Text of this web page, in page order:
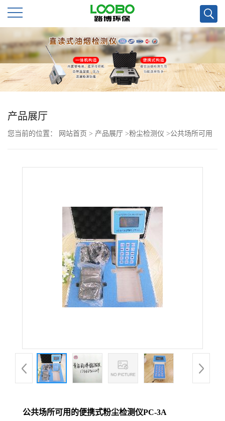
公
司
首
页
公
品
厅
产品展厅
您当前的位置： 网站首页 > 产品展厅 >粉尘检测仪 >公共场所可用
公共场所可用的便携式粉尘检测仪PC-3A